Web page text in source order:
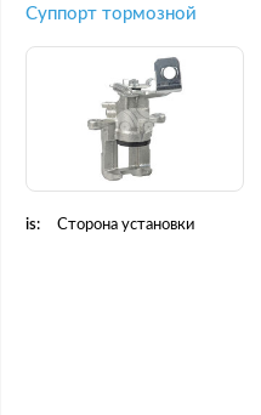
Суппорт тормозной
is: Сторона установки